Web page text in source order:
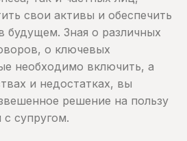
свои активы и обеспечить
будущем. Зная о различных
о ключевых
необходимо включить, а
и недостатках, вы
решение на пользу
супругом.